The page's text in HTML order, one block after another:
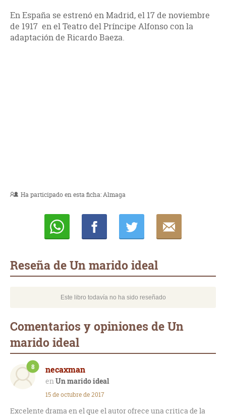
En España se estrenó en Madrid, el 17 de noviembre
de 1917 en el Teatro del Príncipe Alfonso con la
adaptación de Ricardo Baeza.
Ha participado en esta ficha:Almaga
Reseña de Un marido ideal
Este libro todavía no ha sido reseñado
Comentarios y opiniones de Un
marido ideal
necaxman
Un marido ideal
8
15 de octubre de 2017
Excelente drama en el que el autor ofrece una critica de la